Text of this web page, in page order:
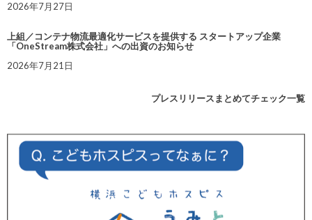
2026年7月27日
上組／コンテナ物流最適化サービスを提供する スタートアップ企業
「OneStream株式会社」への出資のお知らせ
2026年7月21日
プレスリリースまとめてチェック一覧